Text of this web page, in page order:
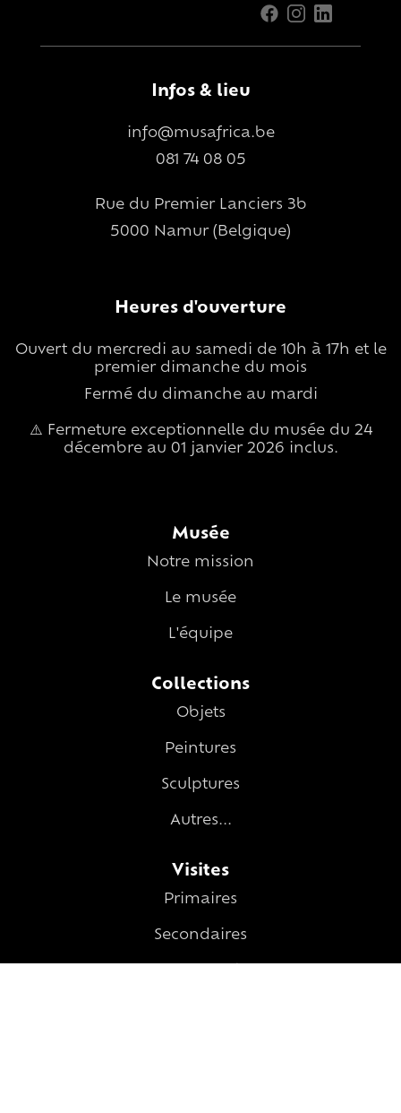
Infos & lieu
info@musafrica.be
081 74 08 05
Rue du Premier Lanciers 3b
5000 Namur (Belgique)
Heures d'ouverture
Ouvert du mercredi au samedi de 10h à 17h et le
premier dimanche du mois
Fermé du dimanche au mardi
⚠️ Fermeture exceptionnelle du musée du 24
décembre au 01 janvier 2026 inclus.
Musée
Notre mission
Le musée
L'équipe
Collections
Objets
Peintures
Sculptures
Autres...
Visites
Primaires
Secondaires